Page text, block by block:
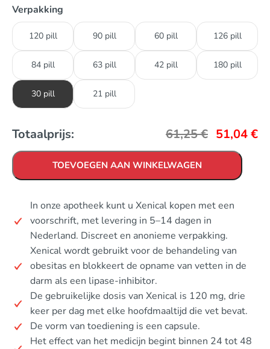
Verpakking
120 pill 90 pill 60 pill 126 pill
84 pill 63 pill 42 pill 180 pill
30 pill 21 pill
Totaalprijs: 61,25€ 51,04€
TOEVOEGEN AAN WINKELWAGEN
In onze apotheek kunt u Xenical kopen met een
voorschrift, met levering in 5–14 dagen in
Nederland. Discreet en anonieme verpakking.
Xenical wordt gebruikt voor de behandeling van
obesitas en blokkeert de opname van vetten in de
darm als een lipase-inhibitor.
De gebruikelijke dosis van Xenical is 120 mg, drie
keer per dag met elke hoofdmaaltijd die vet bevat.
De vorm van toediening is een capsule.
Het effect van het medicijn begint binnen 24 tot 48